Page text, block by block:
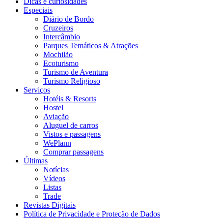
Especiais
Diário de Bordo
Cruzeiros
Intercâmbio
Parques Temáticos & Atrações
Mochilão
Ecoturismo
Turismo de Aventura
Turismo Religioso
Serviços
Hotéis & Resorts
Hostel
Aviação
Aluguel de carros
Vistos e passagens
WePlann
Comprar passagens
Últimas
Notícias
Vídeos
Listas
Trade
Revistas Digitais
Política de Privacidade e Proteção de Dados